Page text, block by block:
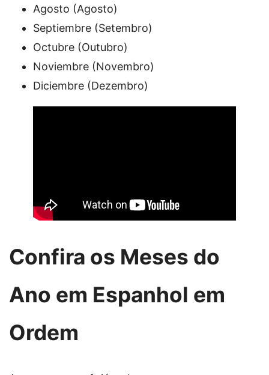
Agosto (Agosto)
Septiembre (Setembro)
Octubre (Outubro)
Noviembre (Novembro)
Diciembre (Dezembro)
Confira os Meses do
Ano em Espanhol em
Ordem